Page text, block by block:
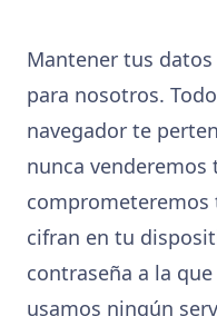
Mantener tus
para nosotros.
navegador te
nunca venderemos
comprometeremos
cifran en tu
contraseña a la
usamos ningún